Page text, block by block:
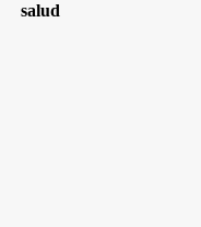
salud